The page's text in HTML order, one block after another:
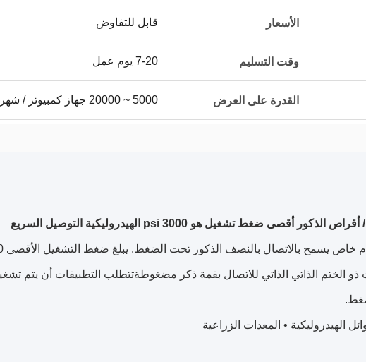
الأسعار قابل للتفاوض
وقت التسليم 7-20 يوم عمل
القدرة على العرض 5000 ~ 20000 جهاز كمبيوتر / شهر
الختم الذاتي الذاتي للاتصال بقمة ذكر مضغوطةتتطلب التطبيقات أن يتم
الهيدروليكية • المعدات الزراعية